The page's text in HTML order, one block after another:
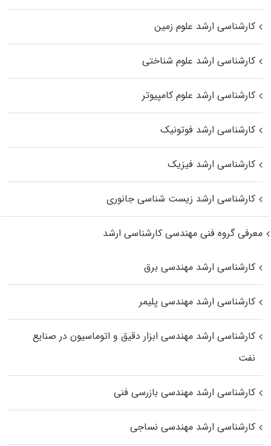
کارشناسی ارشد علوم زمین
کارشناسی ارشد علوم شناختی
کارشناسی ارشد علوم کامپیوتر
کارشناسی ارشد فوتونیک
کارشناسی ارشد فیزیک
کارشناسی ارشد زیست‌ شناسی جانوری
معرفی گروه فنی مهندسی کارشناسی ارشد
کارشناسی ارشد مهندسی برق
کارشناسی ارشد مهندسی پلیمر
کارشناسی ارشد مهندسی ابزار دقیق و اتوماسیون در صنایع
نفت
کارشناسی ارشد مهندسی بازرسی فنی
کارشناسی ارشد مهندسی نساجی